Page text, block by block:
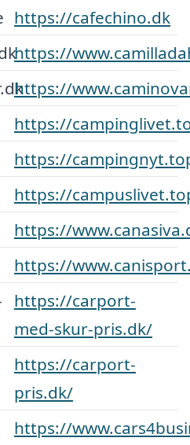
https://cafechino.dk
https://
https://
https://
https://
https://
https://
https://
https://carport-
med-skur-pris.dk/
https://carport-
pris.dk/
https://